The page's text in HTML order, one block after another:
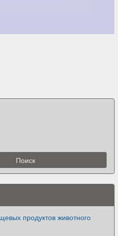
продуктов животного